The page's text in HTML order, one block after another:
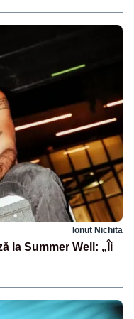
Ionuț Nichita
la Summer Well: „Îi